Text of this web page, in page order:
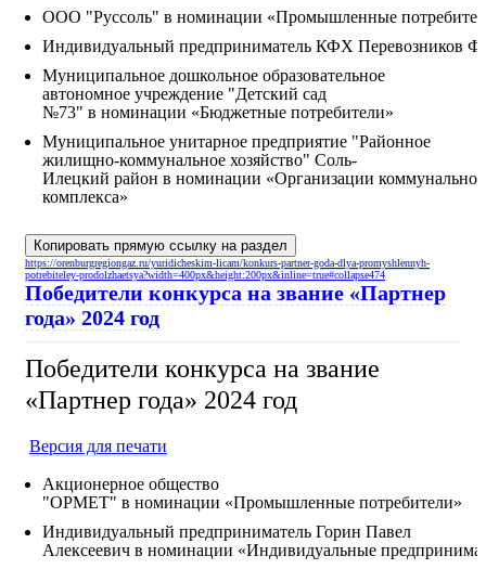
ООО "Руссоль" в номинации «Промышленные
Индивидуальный предприниматель КФХ Перевозников
Муниципальное дошкольное образовательное
автономное учреждение "Детский сад
№73" в номинации «Бюджетные потребители»
Муниципальное унитарное предприятие "Районное
жилищно-коммунальное хозяйство" Соль-
Илецкий район в номинации «Организации
комплекса»
Копировать прямую ссылку на раздел
https://orenburgregiongaz.ru/yuridicheskim-licam/konkurs-partner-goda-dlya-promyshlennyh-
potrebiteley-prodolzhaetsya?width=400px&height:200px&inline=true#collapse474
Победители конкурса на звание «Партнер
года» 2024 год
Победители конкурса на звание
«Партнер года» 2024 год
Версия для печати
Акционерное общество
"ОРМЕТ" в номинации «Промышленные потребители»
Индивидуальный предприниматель Горин Павел
Алексеевич в номинации «Индивидуальные